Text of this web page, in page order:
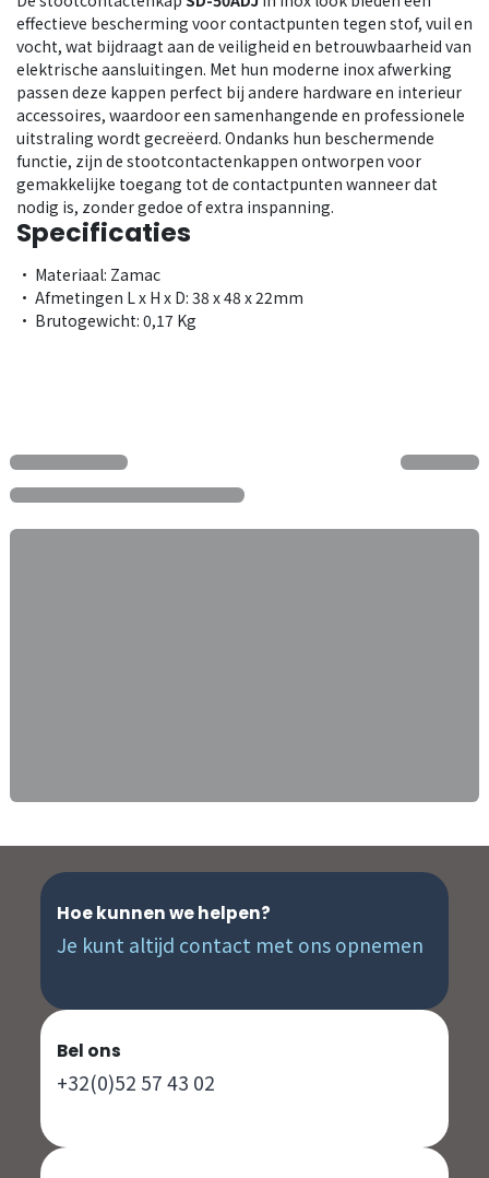
effectieve bescherming voor contactpunten tegen stof, vuil en
vocht, wat bijdraagt aan de veiligheid en betrouwbaarheid van
elektrische aansluitingen. Met hun moderne inox afwerking
passen deze kappen perfect bij andere hardware en interieur
accessoires, waardoor een samenhangende en professionele
uitstraling wordt gecreëerd. Ondanks hun beschermende
functie, zijn de stootcontactenkappen ontworpen voor
gemakkelijke toegang tot de contactpunten wanneer dat
nodig is, zonder gedoe of extra inspanning.
Specificaties
• Materiaal: Zamac
• Afmetingen L x H x D: 38 x 48 x 22mm
• Brutogewicht: 0,17 Kg
Hoe kunnen we helpen?
Je kunt altijd contact met ons opnemen
Bel ons
+32(0)52 57 43 02